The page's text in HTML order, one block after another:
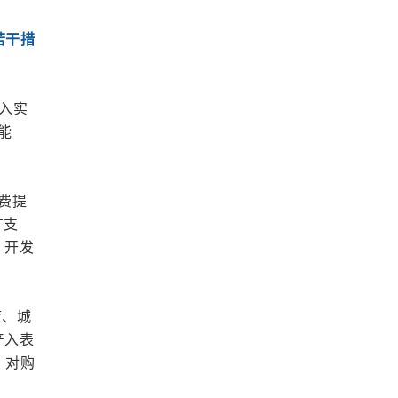
干措
实
提
开发
城
入表
对购